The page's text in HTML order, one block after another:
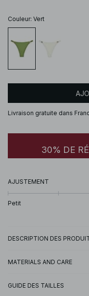
Couleur: Vert
Livraison gratuite dans
30% DE
AJUSTEMENT
Petit
DESCRIPTION DES
MATERIALS AND CARE
GUIDE DES TAILLES